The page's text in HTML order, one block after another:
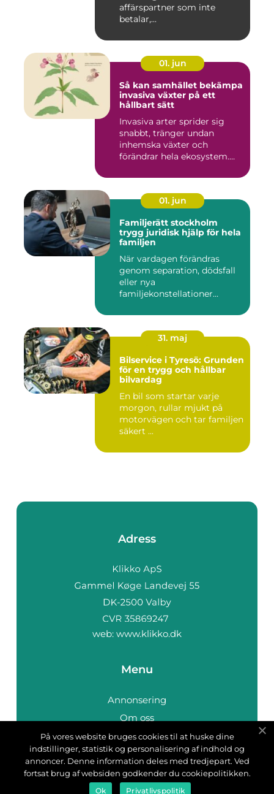
affärspartner som inte
betalar,...
01. jun
Så kan samhället bekämpa
invasiva växter på ett
hållbart sätt
Invasiva arter sprider sig
snabbt, tränger undan
inhemska växter och
förändrar hela ekosystem.
01. jun
Familjerätt stockholm
trygg juridisk hjälp för hela
familjen
När vardagen förändras
genom separation, dödsfall
eller nya
familjekonstellationer
31. maj
Bilservice i Tyresö: Grunden
för en trygg och hållbar
bilvardag
En bil som startar varje
morgon, rullar mjukt på
motorvägen och tar familjen
säkert ...
Adress
web: www.klikko.dk
Menu
Annonsering
Om oss
Cookies
Kontakta oss
Sitemap
På vores website bruges cookies til at huske dine
indstillinger, statistik og personalisering af indhold og
annoncer. Denne information deles med tredjepart. Ved
fortsat brug af websiden godkender du cookiepolitikken.
Ok Privatlivspolitik